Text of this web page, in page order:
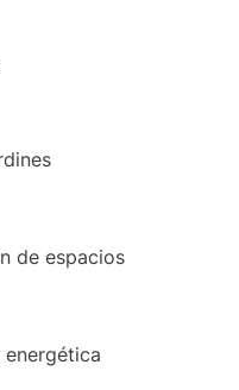
de espacios